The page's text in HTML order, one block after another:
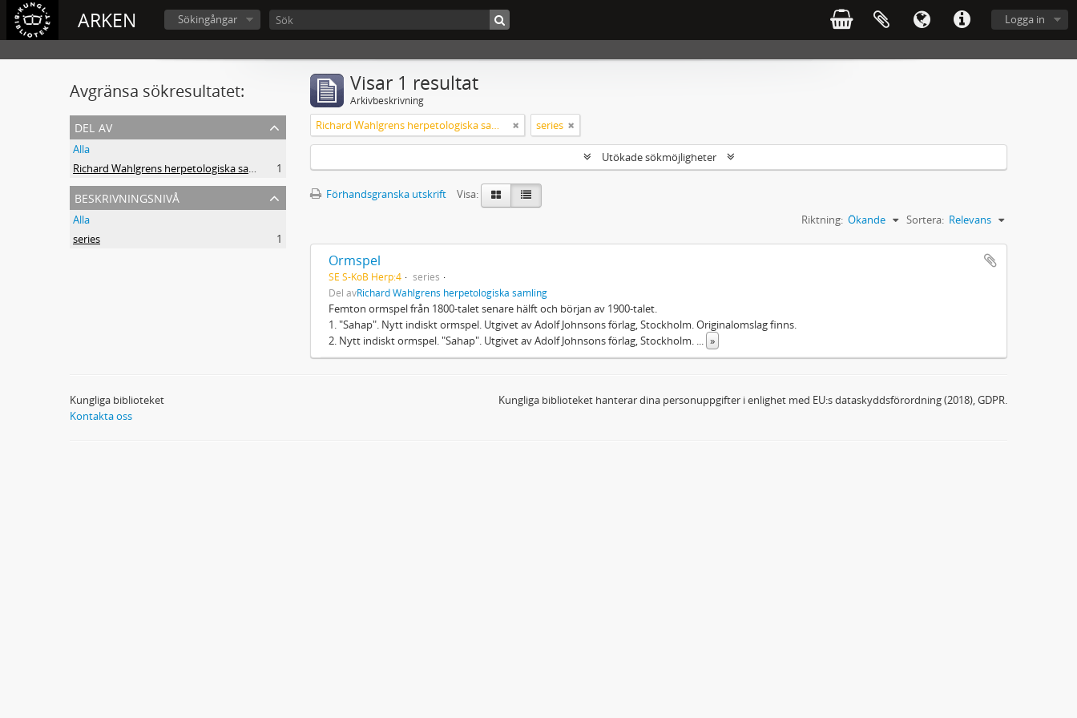
ARKEN Logga in
Sökingångar
Avgränsa sökresultatet:
del av
Alla
Richard Wahlgrens herpetologiska samling
1
beskrivningsnivå
Alla
series
1
Visar 1 resultat
Arkivbeskrivning
Richard Wahlgrens herpetologiska samling series
Utökade sökmöjligheter
Förhandsgranska utskrift
Visa:
Sortera: Relevans
Riktning: Ökande
Ormspel
SE S-KoB Herp:4
series
Del avRichard Wahlgrens herpetologiska samling
Femton ormspel från 1800-talet senare hälft och början av 1900-talet.
1. "Sahap". Nytt indiskt ormspel. Utgivet av Adolf Johnsons förlag, Stockholm. Originalomslag finns.
2. Nytt indiskt ormspel. "Sahap". Utgivet av Adolf Johnsons förlag, Stockholm.
»
Kungliga biblioteket
Kontakta oss
Kungliga biblioteket hanterar dina personuppgifter i enlighet med EU:s dataskyddsförordning (2018), GDPR.